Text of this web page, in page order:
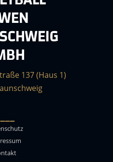
137 (Haus 1)